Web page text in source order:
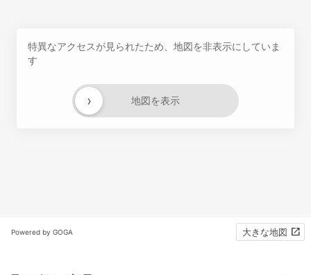
特異なアクセスが見られたため、地図を非表示にしていま
す
地図を表示
›
Powered by GOGA 大きな地図